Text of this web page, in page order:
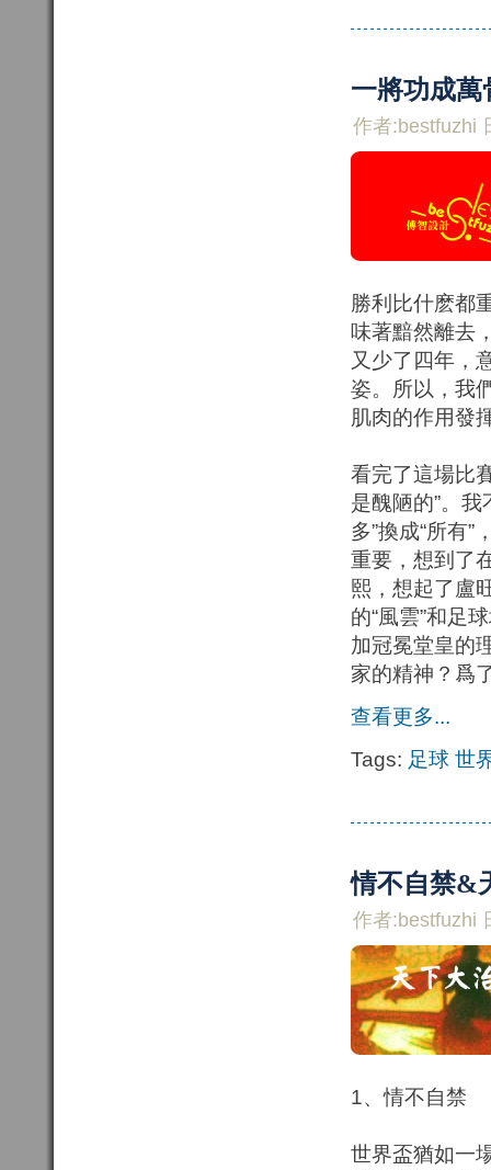
一將功成萬
作者:bestfuzhi
勝利比什麽都
味著黯然離去
又少了四年，
姿。所以，我
肌肉的作用發
看完了這場比
是醜陋的”。
多”換成“所有”
重要，想到了
熙，想起了盧
的“風雲”和足
加冠冕堂皇的
家的精神？爲
查看更多...
Tags: 足球 世
情不自禁&
作者:bestfuzhi
1、情不自禁
世界盃猶如一